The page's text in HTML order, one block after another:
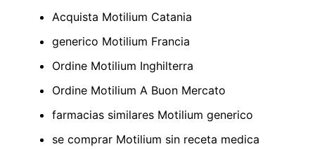
Acquista Motilium Catania
generico Motilium Francia
Ordine Motilium Inghilterra
Ordine Motilium A Buon Mercato
farmacias similares Motilium generico
se comprar Motilium sin receta medica